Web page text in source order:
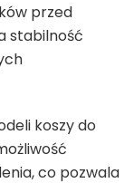
przed
stabilność
koszy do
co pozwala